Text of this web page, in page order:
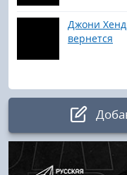
Джони
вернется